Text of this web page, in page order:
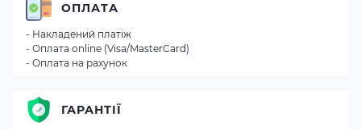
ОПЛАТА
- Накладений платіж
- Оплата online (Visa/MasterCard)
- Оплата на рахунок
ГАРАНТІЇ